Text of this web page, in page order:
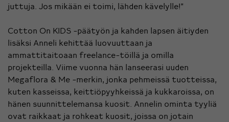
juttuja. Jos mikään ei toimi, lähden kävelylle!”
Cotton On KIDS -päätyön ja kahden lapsen äitiyden
lisäksi Anneli kehittää luovuuttaan ja
ammattitaitoaan freelance-töillä ja omilla
projekteilla. Viime vuonna hän lanseerasi uuden
Megaflora & Me -merkin, jonka pehmeissä tuotteissa,
kuten kasseissa, keittiöpyyhkeissä ja kukkaroissa, on
hänen suunnittelemansa kuosit. Annelin ominta tyyliä
ovat raikkaat ja rohkeat kuosit, joissa on jotain